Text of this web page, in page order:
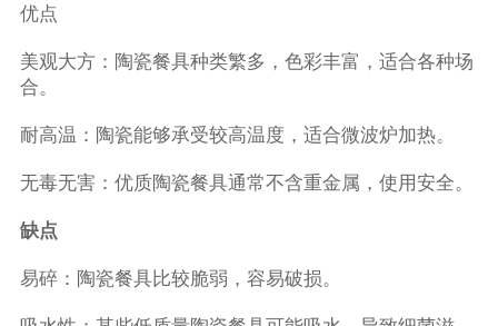
优点
美观大方：陶瓷餐具种类繁多，色彩丰富，适合各种场
合。
耐高温：陶瓷能够承受较高温度，适合微波炉加热。
无毒无害：优质陶瓷餐具通常不含重金属，使用安全。
缺点
易碎：陶瓷餐具比较脆弱，容易破损。